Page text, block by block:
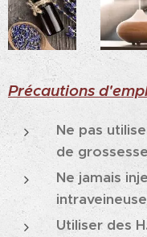
Précautions
Ne pas
de
Ne jamais
Utiliser des